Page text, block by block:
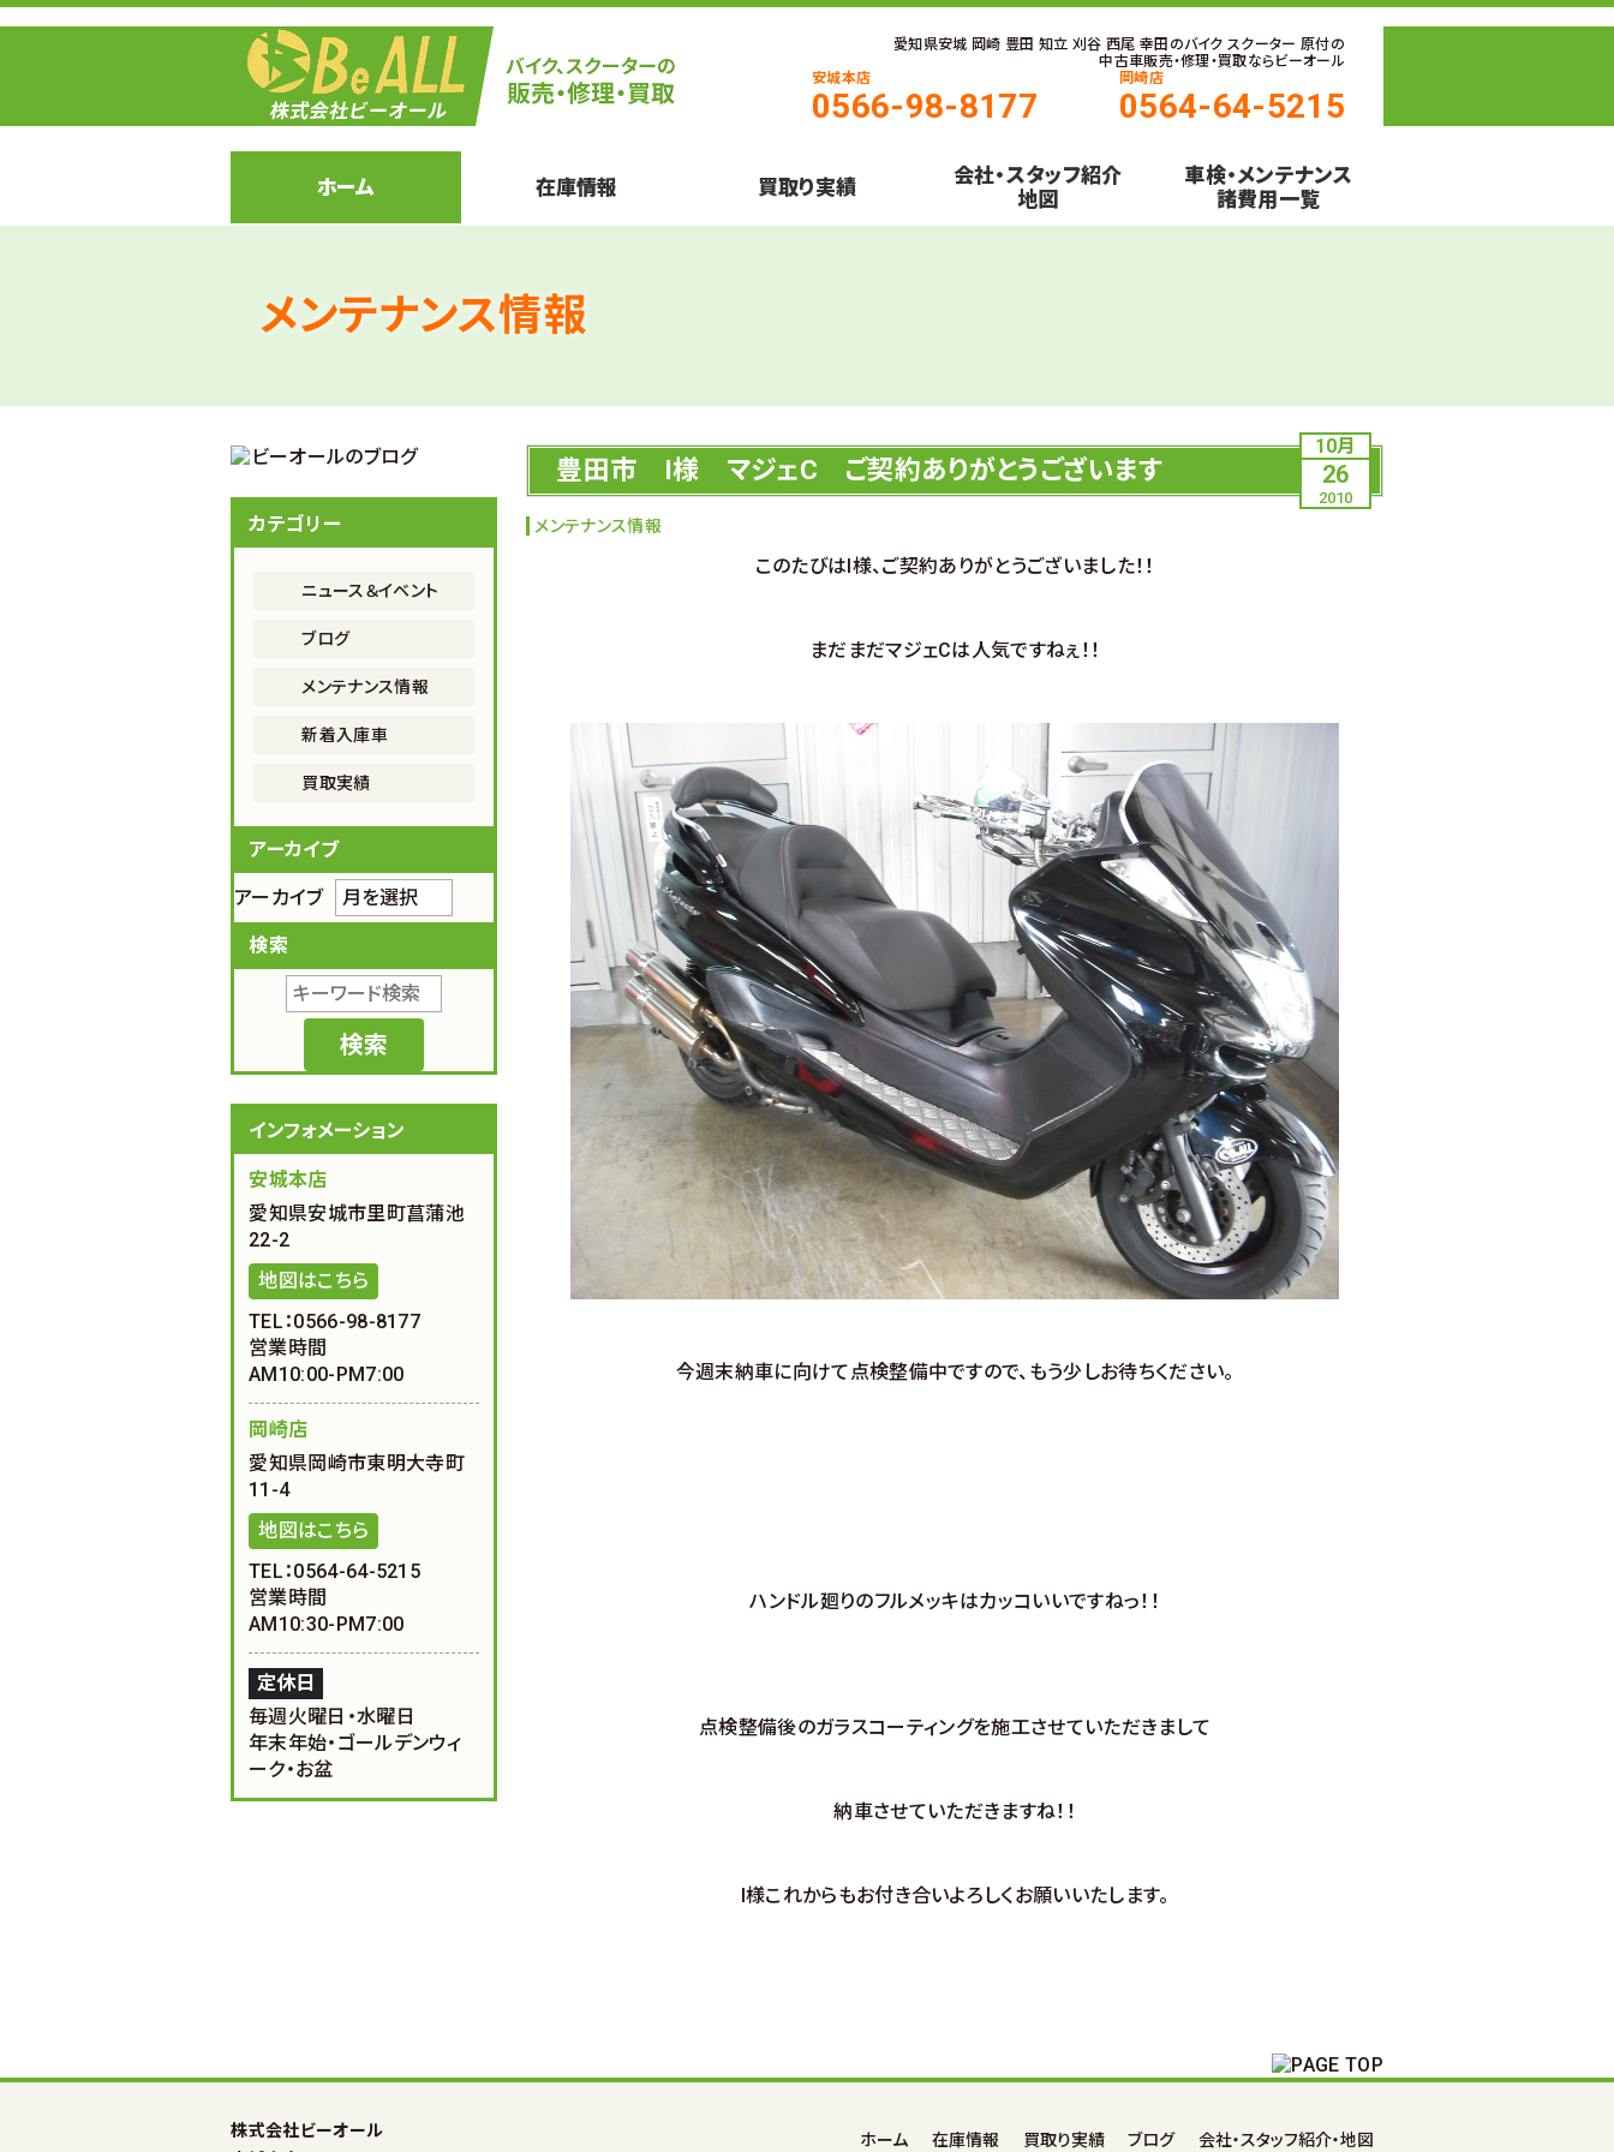
愛知県安城 岡崎 豊田 知立 刈谷 西尾 幸田のバイク スクーター 原付の
中古車販売・修理・買取ならビーオール
安城本店
0566-98-8177
岡崎店
0564-64-5215
ホーム 在庫情報 買取り実績
会社・スタッフ紹介
地図
車検・メンテナンス
諸費用一覧
メンテナンス情報
10月
26
2010
豊田市 I様 マジェC ご契約ありがとうございます
メンテナンス情報
このたびはI様、ご契約ありがとうございました！！
まだまだマジェCは人気ですねぇ！！
今週末納車に向けて点検整備中ですので、もう少しお待ちください。
ハンドル廻りのフルメッキはカッコいいですねっ！！
点検整備後のガラスコーティングを施工させていただきまして
納車させていただきますね！！
I様これからもお付き合いよろしくお願いいたします。
カテゴリー
ニュース＆イベント
ブログ
メンテナンス情報
新着入庫車
買取実績
アーカイブ
アーカイブ
検索
インフォメーション
安城本店
愛知県安城市里町菖蒲池
22-2
地図はこちら
TEL：0566-98-8177
営業時間
AM10:00-PM7:00
岡崎店
愛知県岡崎市東明大寺町
11-4
地図はこちら
TEL：0564-64-5215
営業時間
AM10:30-PM7:00
定休日
毎週火曜日・水曜日
年末年始・ゴールデンウィ
ーク・お盆
株式会社ビーオール
ホーム 在庫情報 買取り実績 ブログ 会社・スタッフ紹介・地図